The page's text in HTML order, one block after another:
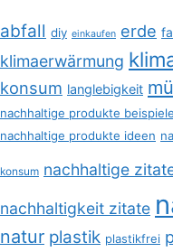
abfall diy einkaufen erde
klimaerwärmung
konsum langlebigkeit
nachhaltige produkte beispiele
nachhaltige produkte ideen
konsum nachhaltige
nachhaltigkeit zitate
natur plastik plastikfrei